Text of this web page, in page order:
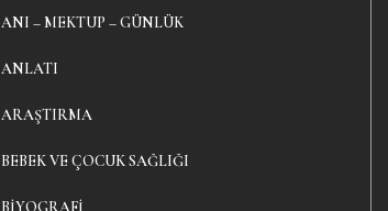
ANI – MEKTUP – GÜNLÜK
ANLATI
ARAŞTIRMA
BEBEK VE ÇOCUK SAĞLIĞI
BIYOGRAFI